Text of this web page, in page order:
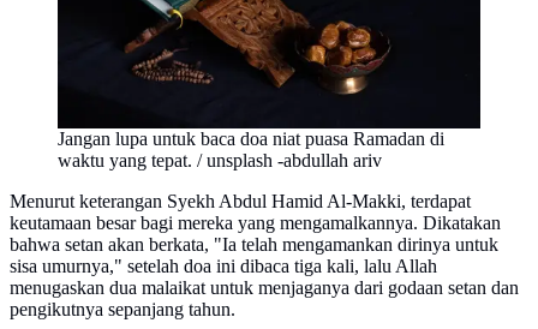
Jangan lupa untuk baca doa niat puasa Ramadan di
waktu yang tepat. / unsplash -abdullah ariv
Menurut keterangan Syekh Abdul Hamid Al-Makki, terdapat
keutamaan besar bagi mereka yang mengamalkannya. Dikatakan
bahwa setan akan berkata, "Ia telah mengamankan dirinya untuk
sisa umurnya," setelah doa ini dibaca tiga kali, lalu Allah
menugaskan dua malaikat untuk menjaganya dari godaan setan dan
pengikutnya sepanjang tahun.